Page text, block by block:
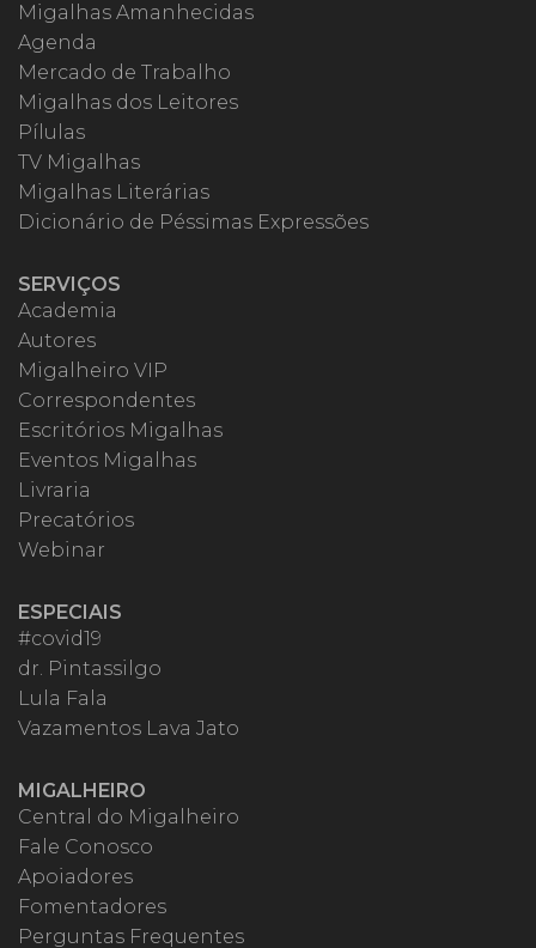
Migalhas Amanhecidas
Agenda
Mercado de Trabalho
Migalhas dos Leitores
Pílulas
TV Migalhas
Migalhas Literárias
Dicionário de Péssimas Expressões
SERVIÇOS
Academia
Autores
Migalheiro VIP
Correspondentes
Escritórios Migalhas
Eventos Migalhas
Livraria
Precatórios
Webinar
ESPECIAIS
#covid19
dr. Pintassilgo
Lula Fala
Vazamentos Lava Jato
MIGALHEIRO
Central do Migalheiro
Fale Conosco
Apoiadores
Fomentadores
Perguntas Frequentes